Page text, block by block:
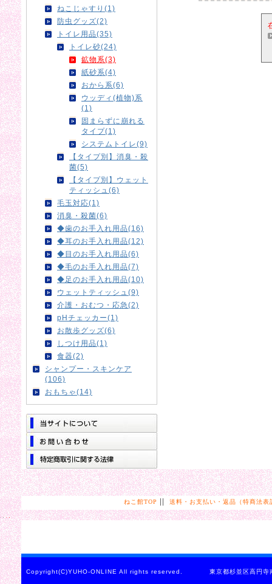
ねこじゃすり(1)
防虫グッズ(2)
トイレ用品(35)
トイレ砂(24)
鉱物系(3)
紙砂系(4)
おから系(6)
ウッディ(植物)系
(1)
固まらずに崩れる
タイプ(1)
システムトイレ(9)
【タイプ別】消臭・殺
菌(5)
【タイプ別】ウェット
ティッシュ(6)
毛玉対応(1)
消臭・殺菌(6)
◆歯のお手入れ用品(16)
◆耳のお手入れ用品(12)
◆目のお手入れ用品(6)
◆毛のお手入れ用品(7)
◆足のお手入れ用品(10)
ウェットティッシュ(9)
介護・おむつ・応急(2)
pHチェッカー(1)
お散歩グッズ(6)
しつけ用品(1)
食器(2)
シャンプー・スキンケア
(106)
おもちゃ(14)
ねこ館TOP || 送料・お支払い・返品（特商法表
Copyright(C)YUHO-ONLINE All rights reserved. 東京都杉並区高円寺